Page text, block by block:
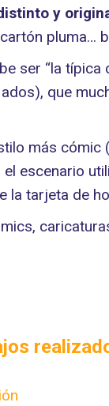
y
pluma…
ser “la
que
más
escenario
la tarjeta de